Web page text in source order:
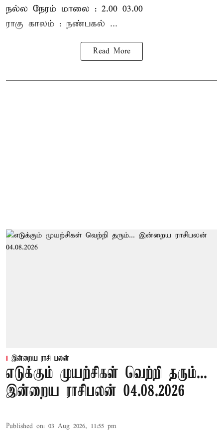
நல்ல நேரம் மாலை : 2.00– 03.00
ராகு காலம் : நண்பகல் ...
Read More
இன்றைய ராசி பலன்
எடுக்கும் முயற்சிகள் வெற்றி தரும்...
இன்றைய ராசிபலன் 04.08.2026
Published on: 03 Aug 2026, 11:55 pm